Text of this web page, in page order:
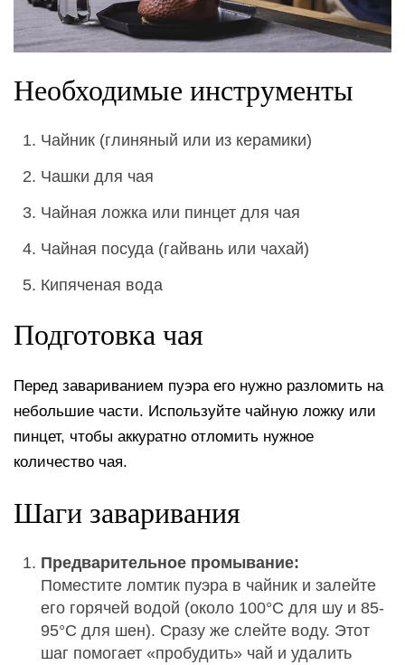
Необходимые инструменты
Чайник (глиняный или из керамики)
Чашки для чая
Чайная ложка или пинцет для чая
Чайная посуда (гайвань или чахай)
Кипяченая вода
Подготовка чая
Перед завариванием пуэра его нужно разломить на
небольшие части. Используйте чайную ложку или
пинцет, чтобы аккуратно отломить нужное
количество чая.
Шаги заваривания
Предварительное промывание:
Поместите ломтик пуэра в чайник и залейте
его горячей водой (около 100°C для шу и 85-
95°C для шен). Сразу же слейте воду. Этот
шаг помогает «пробудить» чай и удалить